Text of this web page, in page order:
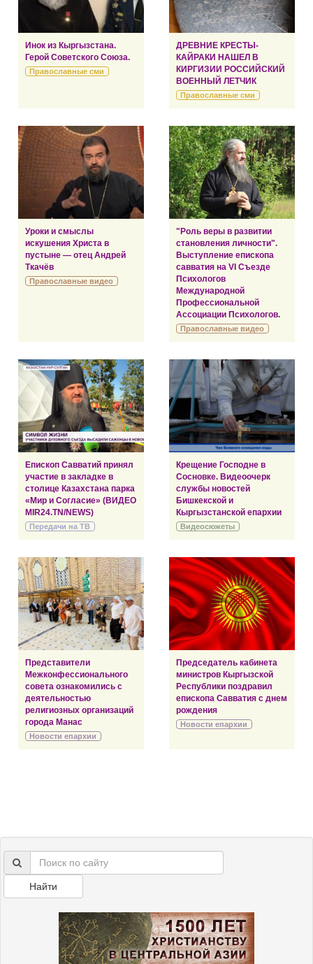
Инок из Кыргызстана.
Герой Советского Союза.
Православные сми
ДРЕВНИЕ КРЕСТЫ-
КАЙРАКИ НАШЕЛ В
КИРГИЗИИ РОССИЙСКИЙ
ВОЕННЫЙ ЛЕТЧИК
Православные сми
Уроки и смыслы
искушения Христа в
пустыне — отец Андрей
Ткачёв
Православные видео
"Роль веры в развитии
становления личности".
Выступление епископа
савватия на VI Съезде
Психологов
Международной
Профессиональной
Ассоциации Психологов.
Православные видео
Епископ Савватий принял
участие в закладке в
столице Казахстана парка
«Мир и Согласие» (ВИДЕО
MIR24.TN/NEWS)
Передачи на ТВ
Крещение Господне в
Сосновке. Видеоочерк
службы новостей
Бишкекской и
Кыргызстанской епархии
Видеосюжеты
Представители
Межконфессионального
совета ознакомились с
деятельностью
религиозных организаций
города Манас
Новости епархии
Председатель кабинета
министров Кыргызской
Республики поздравил
епископа Савватия с днем
рождения
Новости епархии
Найти